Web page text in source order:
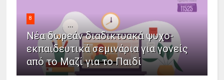
8
Νέα δωρεάν διαδικτυακά ψυχο-
εκπαιδευτικά σεμινάρια για γονείς
από το Μαζί για το Παιδί